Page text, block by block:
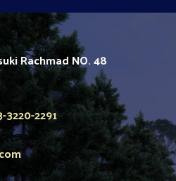
Rachmad NO. 48
3220-2291